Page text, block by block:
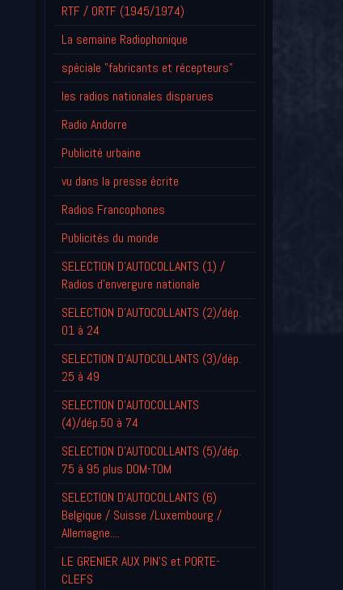
RTF / ORTF (1945/1974)
La semaine Radiophonique
spéciale "fabricants et récepteurs"
les radios nationales disparues
Radio Andorre
Publicité urbaine
vu dans la presse écrite
Radios Francophones
Publicités du monde
SELECTION D'AUTOCOLLANTS (1) /
Radios d'envergure nationale
SELECTION D'AUTOCOLLANTS (2)/dép.
01 à 24
SELECTION D'AUTOCOLLANTS (3)/dép.
25 à 49
SELECTION D'AUTOCOLLANTS
(4)/dép.50 à 74
SELECTION D'AUTOCOLLANTS (5)/dép.
75 à 95 plus DOM-TOM
SELECTION D'AUTOCOLLANTS (6)
Belgique / Suisse /Luxembourg /
Allemagne....
LE GRENIER AUX PIN'S et PORTE-
CLEFS